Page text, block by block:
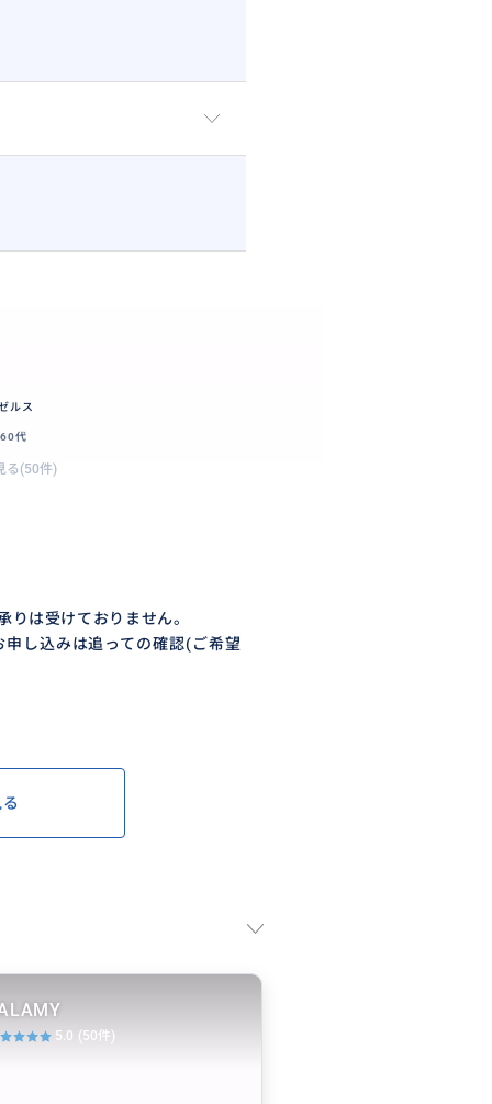
ルス
60代
る(50件)
りは受けておりません。
し込みは追っての確認(ご希望
5.0 (50件)